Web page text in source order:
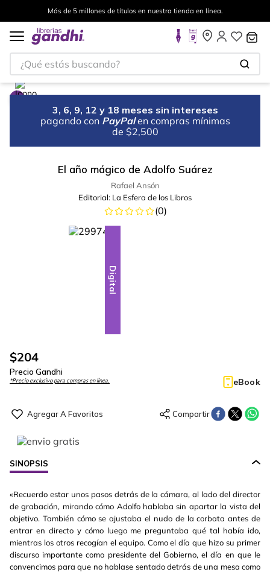
Más de 5 millones de títulos en nuestra tienda en línea.
¿Qué estás buscando?
3, 6, 9, 12 y 18 meses sin intereses
pagando con PayPal en compras mínimas
de $2,500
El año mágico de Adolfo Suárez
Rafael Ansón
Editorial: La Esfera de los Libros
(0)
Digital
$204
Precio Gandhi
*Precio exclusivo para compras en línea. eBook
SINOPSIS
«Recuerdo estar unos pasos detrás de la cámara, al lado del director
de grabación, mirando cómo Adolfo hablaba sin apartar la vista del
objetivo. También cómo se ajustaba el nudo de la corbata antes de
entrar en directo y cómo luego me preguntaba qué tal había ido,
mientras los otros recogían el equipo. Como el día que hizo su primer
discurso importante como presidente del Gobierno, el día en que le
convencimos para que no hablase sentado detrás de una mesa como